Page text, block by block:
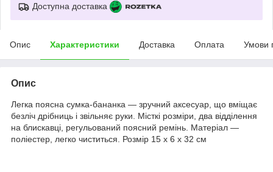
Доступна доставка
Опис Характеристики Доставка Оплата Умови
Опис
Легка поясна сумка-бананка — зручний аксесуар, що вміщає
безліч дрібниць і звільняє руки. Місткі розміри, два відділення
на блискавці, регульований поясний ремінь. Матеріал —
поліестер, легко чиститься. Розмір 15 х 6 х 32 см